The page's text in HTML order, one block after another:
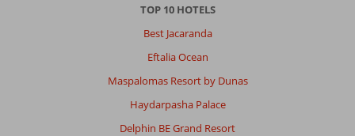
TOP 10 HOTELS
Best Jacaranda
Eftalia Ocean
Maspalomas Resort by Dunas
Haydarpasha Palace
Delphin BE Grand Resort